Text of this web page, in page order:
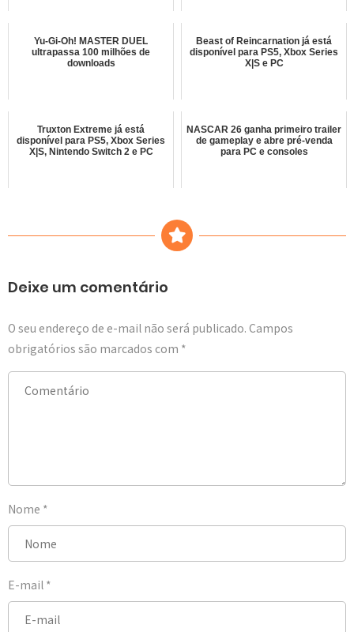
Yu-Gi-Oh! MASTER DUEL
ultrapassa 100 milhões de
downloads
Beast of Reincarnation já está
disponível para PS5, Xbox Series
X|S e PC
Truxton Extreme já está
disponível para PS5, Xbox Series
X|S, Nintendo Switch 2 e PC
NASCAR 26 ganha primeiro trailer
de gameplay e abre pré-venda
para PC e consoles
Deixe um comentário
O seu endereço de e-mail não será publicado. Campos
obrigatórios são marcados com *
Nome *
E-mail *